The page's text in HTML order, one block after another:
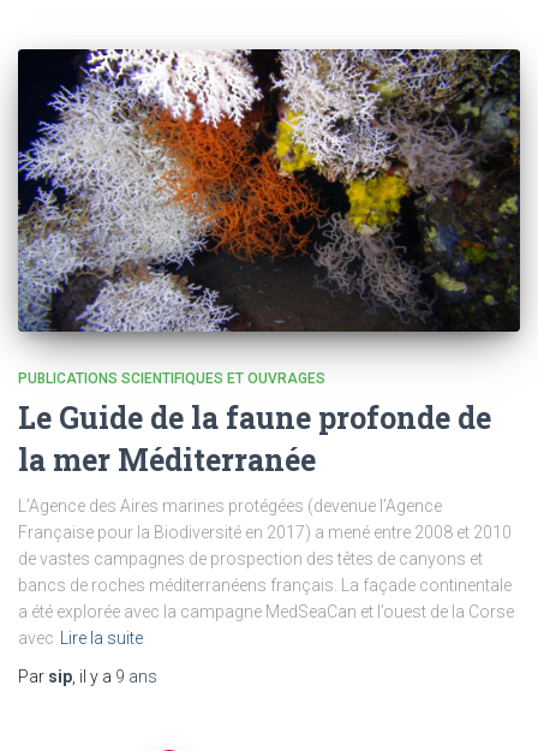
PUBLICATIONS SCIENTIFIQUES ET OUVRAGES
Le Guide de la faune profonde de
la mer Méditerranée
L’Agence des Aires marines protégées (devenue l’Agence
Française pour la Biodiversité en 2017) a mené entre 2008 et 2010
de vastes campagnes de prospection des têtes de canyons et
bancs de roches méditerranéens français. La façade continentale
a été explorée avec la campagne MedSeaCan et l’ouest de la Corse
avec Lire la suite
Par sip, il y a 9 ans